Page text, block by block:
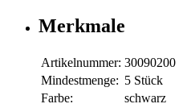
Merkmale
Artikelnummer: 30090200
Mindestmenge: 5 Stück
Farbe:
schwarz